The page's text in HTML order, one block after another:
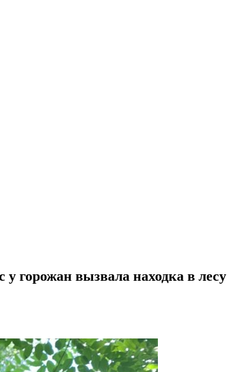
горожан вызвала находка в лесу